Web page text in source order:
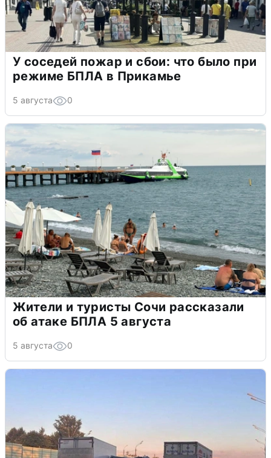
У соседей пожар и сбои: что было при
режиме БПЛА в Прикамье
5 августа 0
Жители и туристы Сочи рассказали
об атаке БПЛА 5 августа
5 августа 0